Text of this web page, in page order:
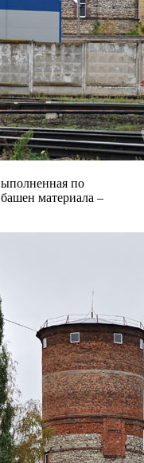
по
материала –